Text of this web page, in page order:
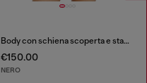
Body con schiena scoperta e stampa utility
€150.00
NERO